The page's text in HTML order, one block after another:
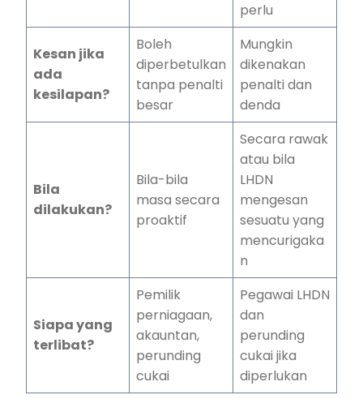
perlu
Kesan jika
ada
kesilapan?
Boleh
diperbetulkan
tanpa penalti
besar
Mungkin
dikenakan
penalti dan
denda
Bila
dilakukan?
Bila-bila
masa secara
proaktif
Secara rawak
atau bila
LHDN
mengesan
sesuatu yang
mencurigaka
n
Siapa yang
terlibat?
Pemilik
perniagaan,
akauntan,
perunding
cukai
Pegawai LHDN
dan
perunding
cukai jika
diperlukan